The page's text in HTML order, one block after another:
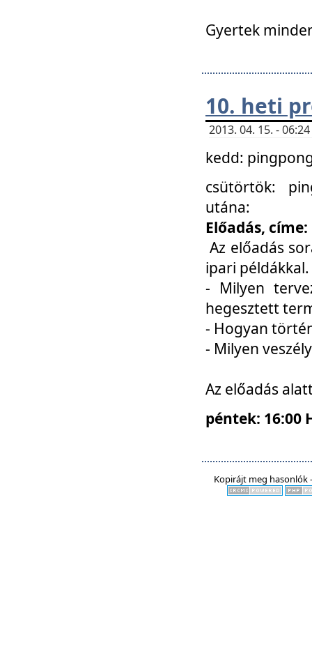
Gyertek
10. heti
2013. 04. 15. -
kedd:
csütörtök:
utána:
Előadás,
Az előadás
ipari
- Milyen
hegesztett
- Hogyan
- Milyen
Az előadás
péntek: 16:00
Kopirájt meg hasonlók